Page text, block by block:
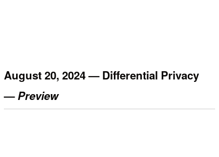
August 20, 2024 — Differential Privacy
—Preview